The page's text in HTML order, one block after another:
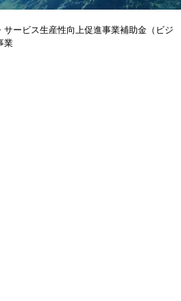
ービス生産性向上促進事業補助金（ビジ
業